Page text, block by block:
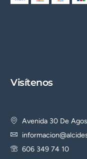
Visítenos
Avenida 30 De
606 349 74 10